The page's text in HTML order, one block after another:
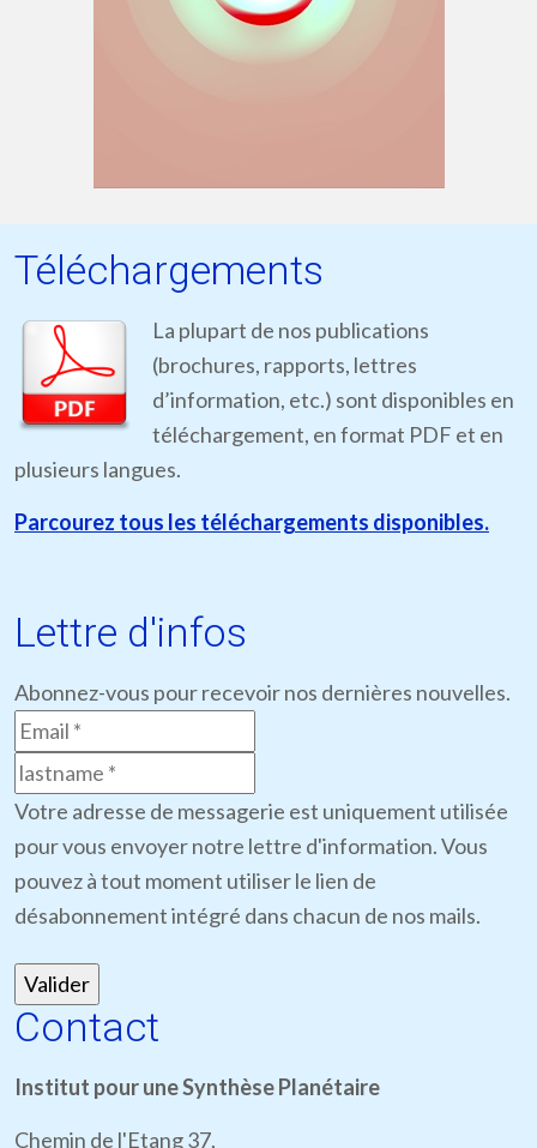
Téléchargements
La plupart de nos publications
(brochures, rapports, lettres
d’information, etc.) sont disponibles en
téléchargement, en format PDF et en
plusieurs langues.
Parcourez tous les téléchargements disponibles.
Lettre d'infos
Abonnez-vous pour recevoir nos dernières nouvelles.
Votre adresse de messagerie est uniquement utilisée
pour vous envoyer notre lettre d'information. Vous
pouvez à tout moment utiliser le lien de
désabonnement intégré dans chacun de nos mails.
Contact
Institut pour une Synthèse Planétaire
Chemin de l'Etang 37,